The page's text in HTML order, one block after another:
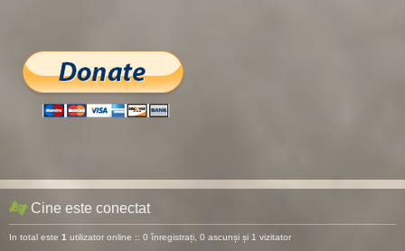
Cine este conectat
In total este 1 utilizator online :: 0 înregistrați, 0 ascunși și 1 vizitator